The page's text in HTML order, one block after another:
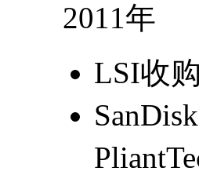
2011年
LSI收